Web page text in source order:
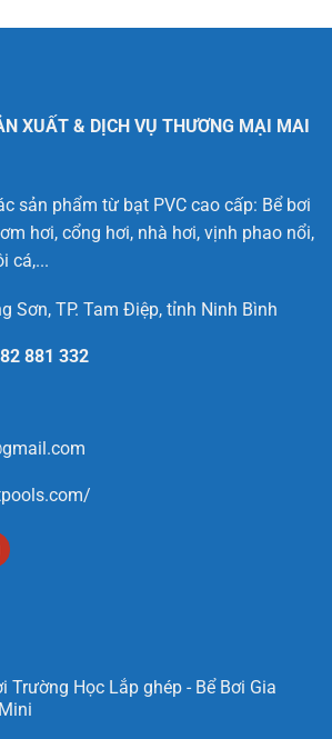
XUẤT & DỊCH VỤ THƯƠNG MẠI MAI
sản phẩm từ bạt PVC cao cấp: Bể bơi
hơi, cổng hơi, nhà hơi, vịnh phao nổi,
cá,...
Sơn, TP. Tam Điệp, tỉnh Ninh Bình
881 332
Trường Học Lắp ghép - Bể Bơi Gia